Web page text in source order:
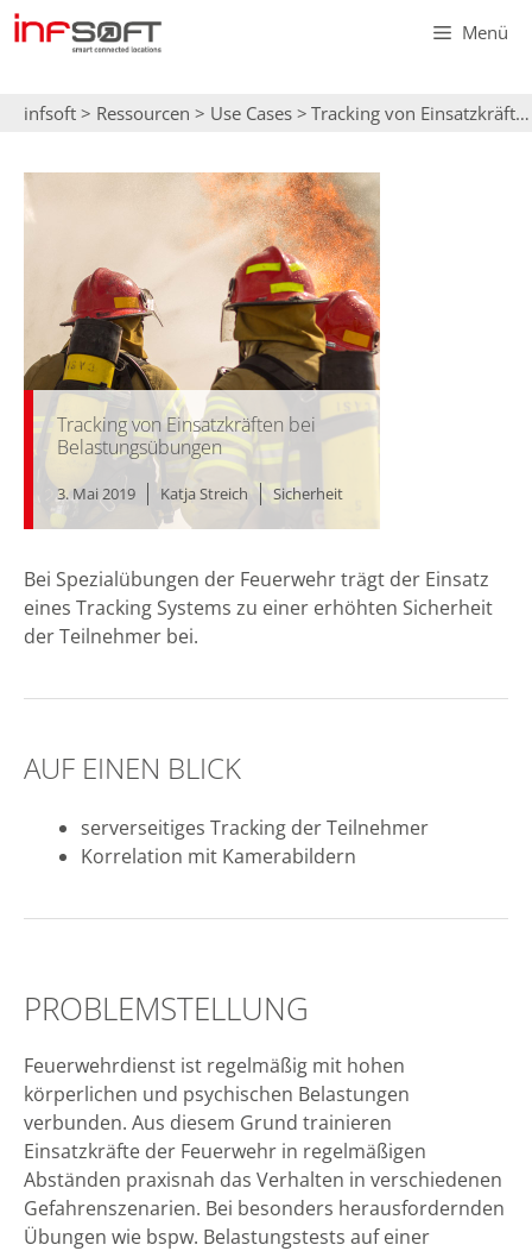
Zum
Inhalt
Menü
infsoft > Ressourcen > Use Cases > Tracking von Einsatzkräften bei Belastungsübungen
Tracking von Einsatzkräften bei
Belastungsübungen
3. Mai 2019 Katja Streich Sicherheit
Bei Spezialübungen der Feuerwehr trägt der Einsatz
eines Tracking Systems zu einer erhöhten Sicherheit
der Teilnehmer bei.
AUF EINEN BLICK
serverseitiges Tracking der Teilnehmer
Korrelation mit Kamerabildern
PROBLEMSTELLUNG
Feuerwehrdienst ist regelmäßig mit hohen
körperlichen und psychischen Belastungen
verbunden. Aus diesem Grund trainieren
Einsatzkräfte der Feuerwehr in regelmäßigen
Abständen praxisnah das Verhalten in verschiedenen
Gefahrenszenarien. Bei besonders herausfordernden
Übungen wie bspw. Belastungstests auf einer